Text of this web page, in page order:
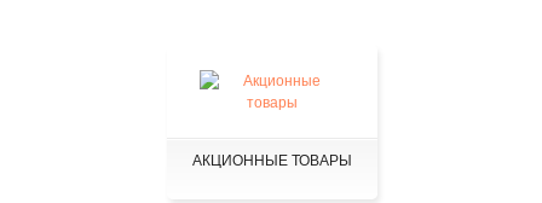
АКЦИОННЫЕ ТОВАРЫ